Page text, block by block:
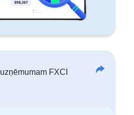
uzņēmumam FXCI